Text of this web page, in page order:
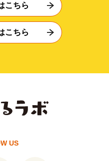
こちら
こちら
US